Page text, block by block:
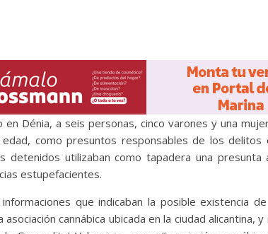
Dénia, a seis personas, cinco varones y una
como presuntos responsables de los delitos
detenidos utilizaban como tapadera una presunta
estupefacientes.
que indicaban la posible existencia
cannábica ubicada en la ciudad alicantina,